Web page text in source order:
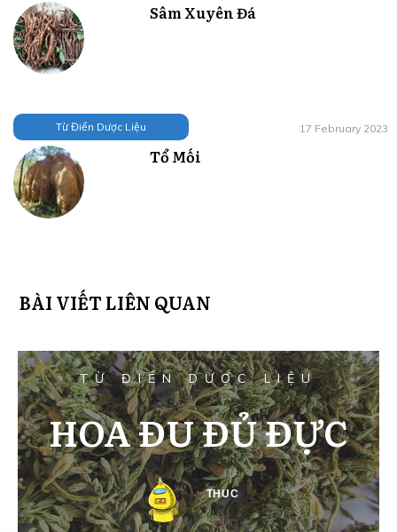
Sâm Xuyên Đá
Từ Điển Dược Liệu 17 February 2023
Tổ Mối
BÀI VIẾT LIÊN QUAN
TỪ ĐIỂN DƯỢC LIỆU
HOA ĐU ĐỦ ĐỰC
THUC